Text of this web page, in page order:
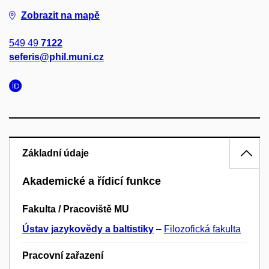
Zobrazit na mapě
549 49 7122
seferis@phil.muni.cz
Základní údaje
Akademické a řídicí funkce
Fakulta / Pracoviště MU
Ústav jazykovědy a baltistiky – Filozofická fakulta
Pracovní zařazení